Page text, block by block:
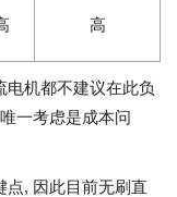
高
电机都不建议在此负
一考虑是成本问
点, 因此目前无刷直